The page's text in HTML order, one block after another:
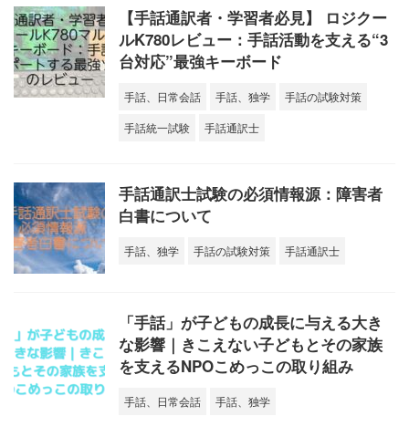
【手話通訳者・学習者必見】 ロジクー
ルK780レビュー：手話活動を支える“3
台対応”最強キーボード
手話、日常会話 手話、独学
手話の試験対策
手話統一試験
手話通訳士
手話通訳士試験の必須情報源：障害者
白書について
手話、独学 手話の試験対策 手話通訳士
「手話」が子どもの成長に与える大き
な影響｜きこえない子どもとその家族
を支えるNPOこめっこの取り組み
手話、日常会話 手話、独学